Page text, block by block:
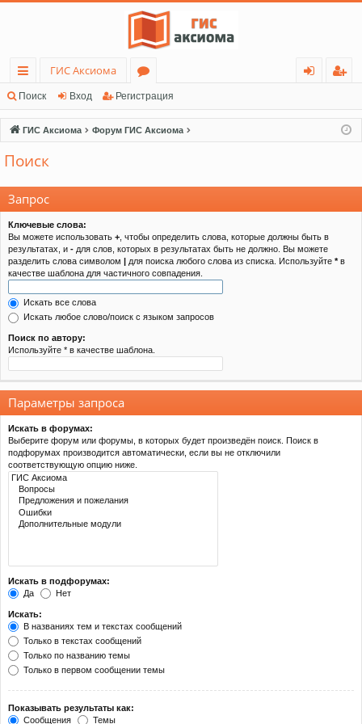
с
ы
лк
и
ГИС Аксиома
о
ру
м
д
ис
тр
Поиск Вход Регистрация
ГИС Аксиома Форум ГИС Аксиома
Поиск
Запрос
Ключевые слова:
Вы можете использовать + , чтобы определить слова, которые должны быть в
результатах, и - для слов, которых в результатах быть не должно. Вы можете
разделить слова символом | для поиска любого слова из списка. Используйте *в
качестве шаблона для частичного совпадения.
Искать все слова
Искать любое слово/поиск с языком запросов
Поиск по автору:
Используйте * в качестве шаблона.
Параметры запроса
Искать в форумах:
Выберите форум или форумы, в которых будет произведён поиск. Поиск в
подфорумах производится автоматически, если вы не отключили
соответствующую опцию ниже.
Искать в подфорумах:
Да
Нет
Искать:
В названиях тем и текстах сообщений
Только в текстах сообщений
Только по названию темы
Только в первом сообщении темы
Показывать результаты как:
Сообщения
Темы